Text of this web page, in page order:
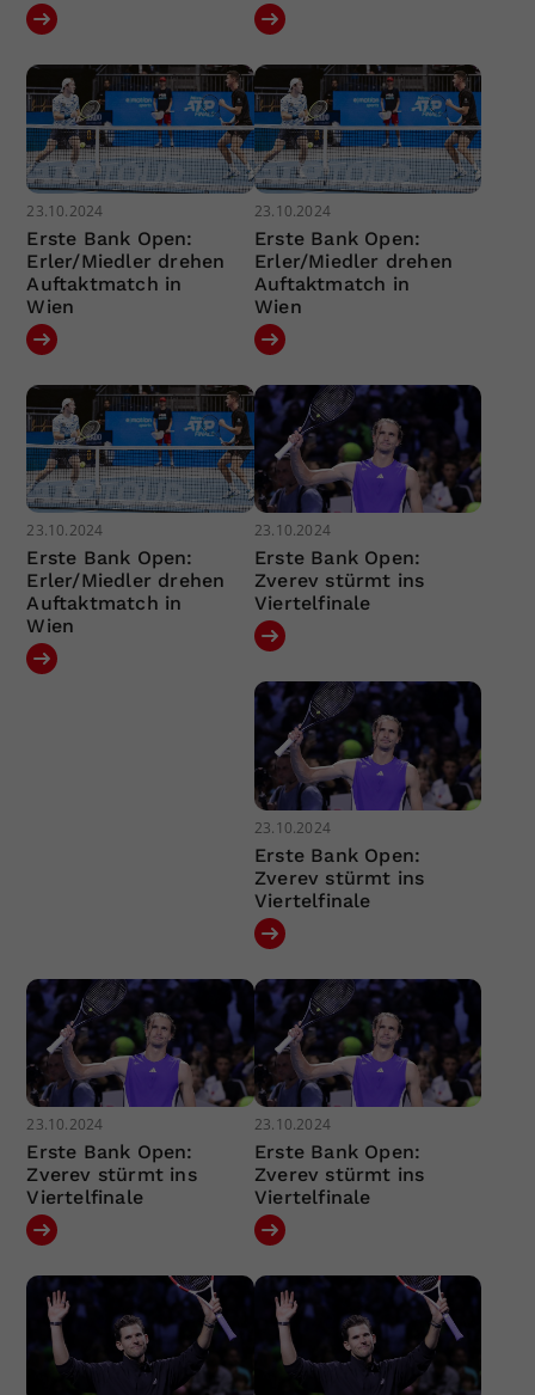
23.10.2024
Erste Bank Open:
Erler/Miedler drehen
Auftaktmatch in
Wien
23.10.2024
Erste Bank Open:
Erler/Miedler drehen
Auftaktmatch in
Wien
23.10.2024
Erste Bank Open:
Erler/Miedler drehen
Auftaktmatch in
Wien
23.10.2024
Erste Bank Open:
Zverev stürmt ins
Viertelfinale
23.10.2024
Erste Bank Open:
Zverev stürmt ins
Viertelfinale
23.10.2024
Erste Bank Open:
Zverev stürmt ins
Viertelfinale
23.10.2024
Erste Bank Open:
Zverev stürmt ins
Viertelfinale